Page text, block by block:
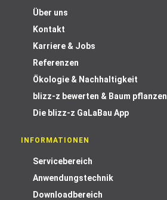
Über uns
Kontakt
Karriere & Jobs
Referenzen
Ökologie & Nachhaltigkeit
blizz-z bewerten & Baum pflanzen
Die blizz-z GaLaBau App
INFORMATIONEN
Servicebereich
Anwendungstechnik
Downloadbereich